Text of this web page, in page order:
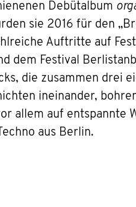
Debütalbum
sie 2016 für den
Auftritte auf
dem Festival
die zusammen drei
ineinander,
allem auf entspannte
aus Berlin.